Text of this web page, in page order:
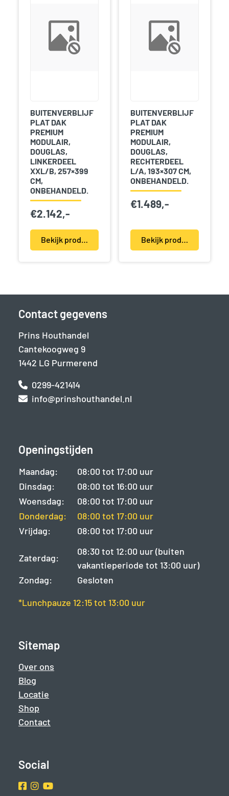
BUITENVERBLIJF
PLAT DAK
PREMIUM
MODULAIR,
DOUGLAS,
LINKERDEEL
XXL/B, 257×399
CM,
ONBEHANDELD.
€2.142,-
Bekijk product(en)
BUITENVERBLIJF
PLAT DAK
PREMIUM
MODULAIR,
DOUGLAS,
RECHTERDEEL
L/A, 193×307 CM,
ONBEHANDELD.
€1.489,-
Bekijk product(en)
Contact gegevens
Prins Houthandel
Cantekoogweg 9
1442 LG Purmerend
0299-421414
info@prinshouthandel.nl
Openingstijden
Maandag:
08:00 tot 17:00 uur
Dinsdag:
08:00 tot 16:00 uur
Woensdag:
08:00 tot 17:00 uur
Donderdag:
08:00 tot 17:00 uur
Vrijdag:
08:00 tot 17:00 uur
Zaterdag:
08:30 tot 12:00 uur (buiten
vakantieperiode tot 13:00 uur)
Zondag:
Gesloten
*Lunchpauze 12:15 tot 13:00 uur
Sitemap
Over ons
Blog
Locatie
Shop
Contact
Social
Facebook
Instragram
Youtube